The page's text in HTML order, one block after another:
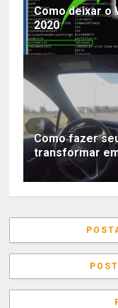
Como deixar o
2020
Como fazer
transformar